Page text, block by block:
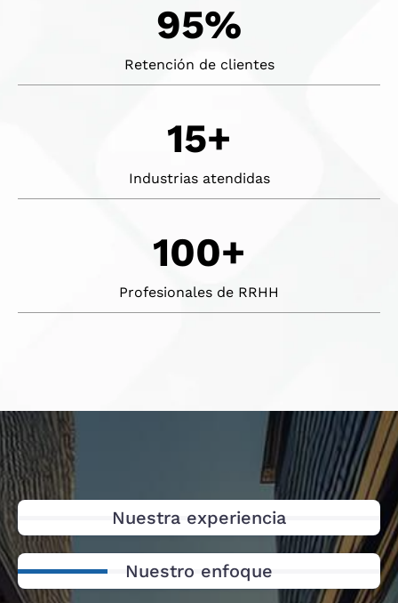
95%
Retención de clientes
15+
Industrias atendidas
100+
Profesionales de RRHH
Nuestra experiencia
Nuestro enfoque